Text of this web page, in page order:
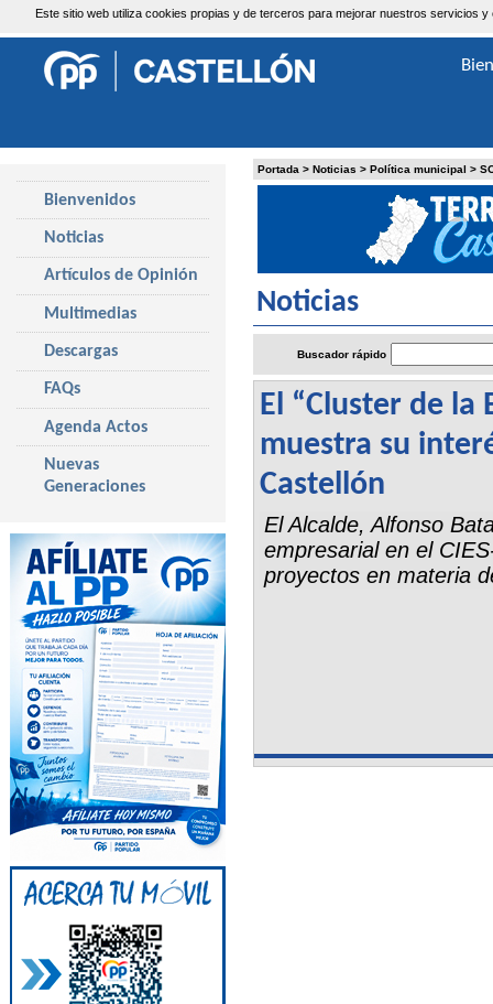
Este sitio web utiliza cookies propias y de terceros para mejorar nuestros servicios
Portada > Noticias > Política municipal >
Noticias
Buscador rápido
El “Cluster de la
muestra su
Castellón
El Alcalde, Alfonso
empresarial en el
proyectos en materia
Bienvenidos
Noticias
Artículos de Opinión
Multimedias
Descargas
FAQs
Agenda Actos
Nuevas
Generaciones
Sábado, 8 de Agosto de 2026